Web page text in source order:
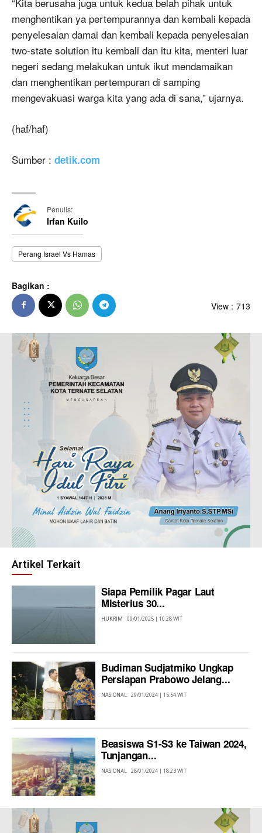
menghentikan ya pertempurannya dan kembali kepada
penyelesaian damai dan kembali kepada penyelesaian
two-state solution itu kembali dan itu kita, menteri luar
negeri sedang melakukan untuk ikut mendamaikan
dan menghentikan pertempuran di samping
mengevakuasi warga kita yang ada di sana,” ujarnya.
(haf/haf)
Sumber : detik.com
Penulis:
Irfan Kuilo
Perang Israel Vs Hamas
Bagikan :
View : 713
Artikel Terkait
Siapa Pemilik Pagar Laut
Misterius 30...
HUKRIM 09/01/2025 | 10:28 WIT
Budiman Sudjatmiko Ungkap
Persiapan Prabowo Jelang...
NASIONAL 29/01/2024 | 15:54 WIT
Beasiswa S1-S3 ke Taiwan 2024,
Tunjangan...
NASIONAL 28/01/2024 | 18:23 WIT